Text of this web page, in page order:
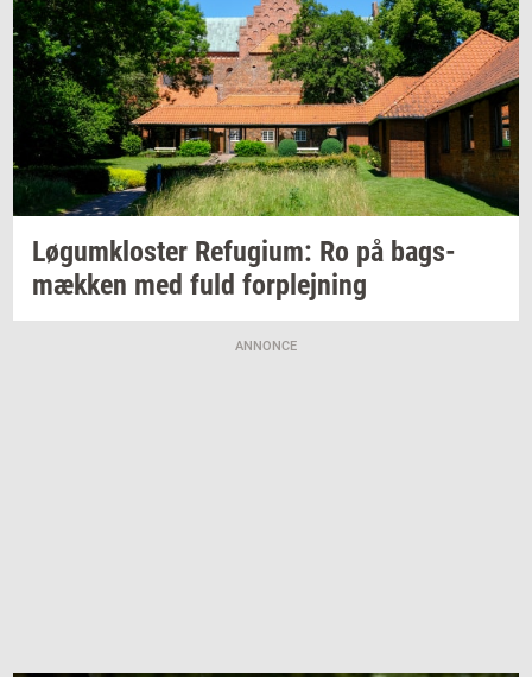
Løgum­klo­ster Re­fu­gi­um: Ro på bags­
mæk­ken med fuld for­plej­ning
ANNONCE